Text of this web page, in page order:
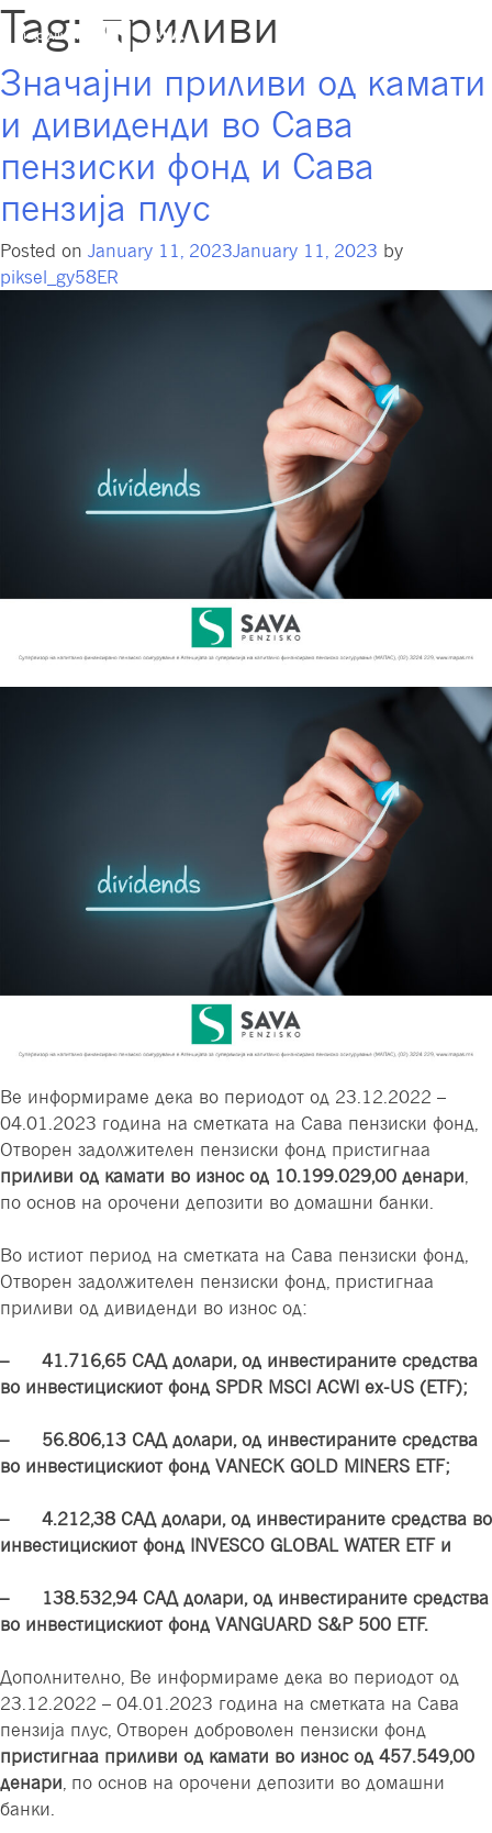
Tag: приливи
Значајни приливи од камати
и дивиденди во Сава
пензиски фонд и Сава
пензија плус
Posted on January 11, 2023January 11, 2023 by
piksel_gy58ER
Ве информираме дека во периодот од 23.12.2022 –
04.01.2023 година на сметката на Сава пензиски фонд,
Отворен задолжителен пензиски фонд пристигнаа
приливи од камати во износ од 10.199.029,00 денари
по основ на орочени депозити во домашни банки
Во истиот период на сметката на Сава пензиски фонд,
Отворен задолжителен пензиски фонд, пристигнаа
приливи од дивиденди во износ од:
– 41.716,65 САД долари, од инвестираните средства
во инвестицискиот фонд SPDR MSCI ACWI ex-US (ETF);
– 56.806,13 САД долари, од инвестираните средства
во инвестицискиот фонд VANECK GOLD MINERS ETF;
– 4.212,38 САД долари, од инвестираните средства во
инвестицискиот фонд INVESCO GLOBAL WATER ETF и
– 138.532,94 САД долари, од инвестираните средства
во инвестицискиот фонд VANGUARD S&P 500 ETF.
Дополнително, Ве информираме дека во периодот од
23.12.2022 – 04.01.2023 година на сметката на Сава
пензија плус, Отворен доброволен пензиски фонд
пристигнаа приливи од камати во износ од 457.549,00
денари , по основ на орочени депозити во домашни
банки.